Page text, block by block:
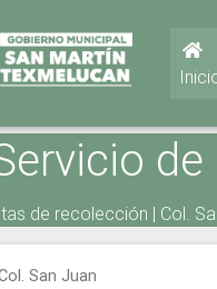
de recolección | Col.
San Juan